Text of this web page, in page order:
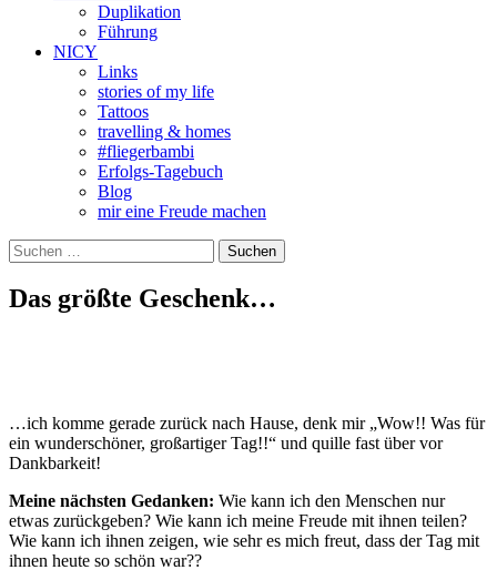
Duplikation
Führung
NICY
Links
stories of my life
Tattoos
travelling & homes
#fliegerbambi
Erfolgs-Tagebuch
Blog
mir eine Freude machen
Suchen
nach:
Das größte Geschenk…
…ich komme gerade zurück nach Hause, denk mir „Wow!! Was für
ein wunderschöner, großartiger Tag!!“ und quille fast über vor
Dankbarkeit!
Meine nächsten Gedanken: Wie kann ich den Menschen nur
etwas zurückgeben? Wie kann ich meine Freude mit ihnen teilen?
Wie kann ich ihnen zeigen, wie sehr es mich freut, dass der Tag mit
ihnen heute so schön war??